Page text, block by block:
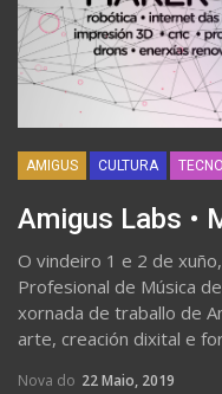
AMIGUS CULTURA
Amigus Labs •
O vindeiro 1 e 2 de
Profesional de Música
xornada de traballo de
arte, creación dixital e
Nova do 22 Maio, 2019